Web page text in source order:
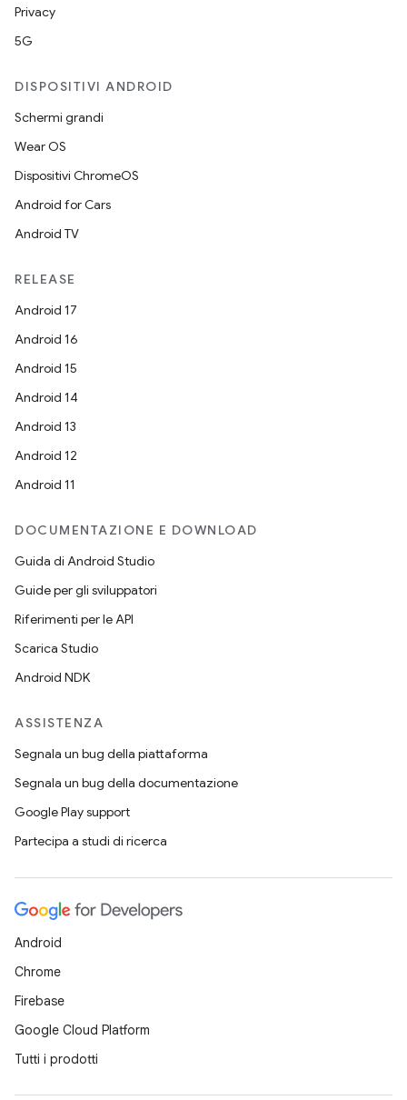
Privacy
5G
DISPOSITIVI ANDROID
Schermi grandi
Wear OS
Dispositivi ChromeOS
Android for Cars
Android TV
RELEASE
Android 17
Android 16
Android 15
Android 14
Android 13
Android 12
Android 11
DOCUMENTAZIONE E DOWNLOAD
Guida di Android Studio
Guide per gli sviluppatori
Riferimenti per le API
Scarica Studio
Android NDK
ASSISTENZA
Segnala un bug della piattaforma
Segnala un bug della documentazione
Google Play support
Partecipa a studi di ricerca
Android
Chrome
Firebase
Google Cloud Platform
Tutti i prodotti